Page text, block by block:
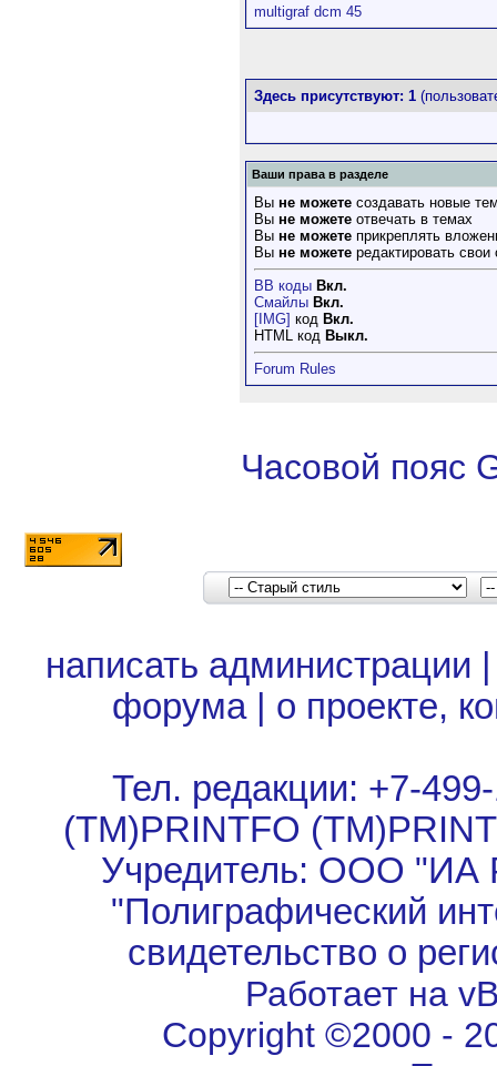
multigraf dcm 45
Здесь присутствуют: 1
Ваши права в разделе
Вы не можете создавать новые
Вы не можете отвечать в темах
Вы не можете прикреплять
Вы не можете редактировать
BB коды Вкл.
Смайлы Вкл.
[IMG] код Вкл.
HTML код Выкл.
Forum Rules
Часовой пояс
написать администрации
форума| о проекте,
Тел. редакции: +7-
(TM)PRINTFO
Учредитель: ООО "ИА
"Полиграфический
свидетельство о
Работает на
Copyright ©2000 -